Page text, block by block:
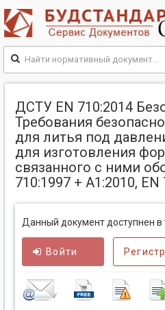
ДСТУ EN 710:2014
Требования
для литья под
для изготовления
связанного с ними
710:1997 + A1:2010, EN
Данный документ доступнен
Войти